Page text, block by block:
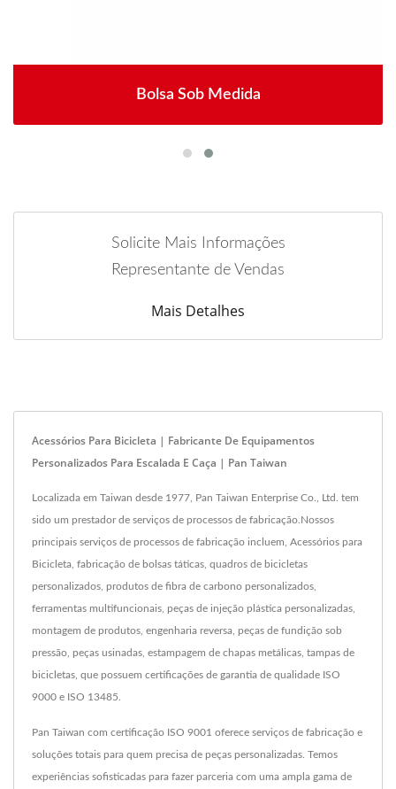
Bolsa Sob Medida
Solicite Mais Informações
Representante de Vendas
Mais Detalhes
Acessórios Para Bicicleta | Fabricante De Equipamentos
Personalizados Para Escalada E Caça | Pan Taiwan
Localizada em Taiwan desde 1977, Pan Taiwan Enterprise Co., Ltd. tem
sido um prestador de serviços de processos de fabricação.Nossos
principais serviços de processos de fabricação incluem, Acessórios para
Bicicleta, fabricação de bolsas táticas, quadros de bicicletas
personalizados, produtos de fibra de carbono personalizados,
ferramentas multifuncionais, peças de injeção plástica personalizadas,
montagem de produtos, engenharia reversa, peças de fundição sob
pressão, peças usinadas, estampagem de chapas metálicas, tampas de
bicicletas, que possuem certificações de garantia de qualidade ISO
9000 e ISO 13485.
Pan Taiwan com certificação ISO 9001 oferece serviços de fabricação e
soluções totais para quem precisa de peças personalizadas. Temos
experiências sofisticadas para fazer parceria com uma ampla gama de